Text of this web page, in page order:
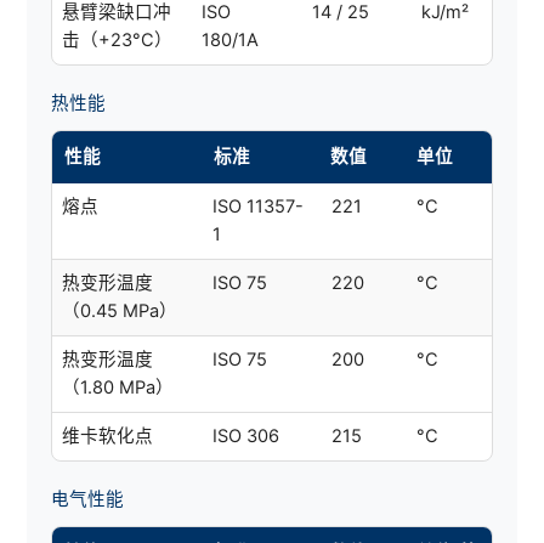
悬臂梁缺口冲
击（+23°C）
ISO
180/1A
14 / 25 kJ/m²
热性能
性能 标准 数值 单位
熔点
ISO 11357-
1
221 °C
热变形温度
（0.45 MPa）
ISO 75 220 °C
热变形温度
（1.80 MPa）
ISO 75 200 °C
维卡软化点 ISO 306 215 °C
电气性能